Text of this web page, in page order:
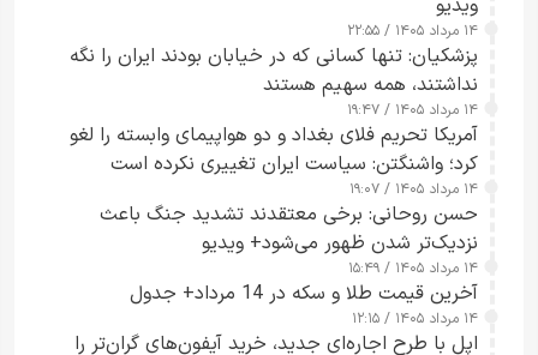
ویدیو
۱۴ مرداد ۱۴۰۵ / ۲۲:۵۵
پزشکیان: تنها کسانی که در خیابان بودند ایران را نگه
نداشتند، همه سهیم هستند
۱۴ مرداد ۱۴۰۵ / ۱۹:۴۷
آمریکا تحریم فلای بغداد و دو هواپیمای وابسته را لغو
کرد؛ واشنگتن: سیاست ایران تغییری نکرده است
۱۴ مرداد ۱۴۰۵ / ۱۹:۰۷
حسن روحانی: برخی معتقدند تشدید جنگ باعث
نزدیک‌تر شدن ظهور می‌شود+ ویدیو
۱۴ مرداد ۱۴۰۵ / ۱۵:۴۹
آخرین قیمت طلا و سکه در 14 مرداد+ جدول
۱۴ مرداد ۱۴۰۵ / ۱۲:۱۵
اپل با طرح اجاره‌ای جدید، خرید آیفون‌های گران‌تر را